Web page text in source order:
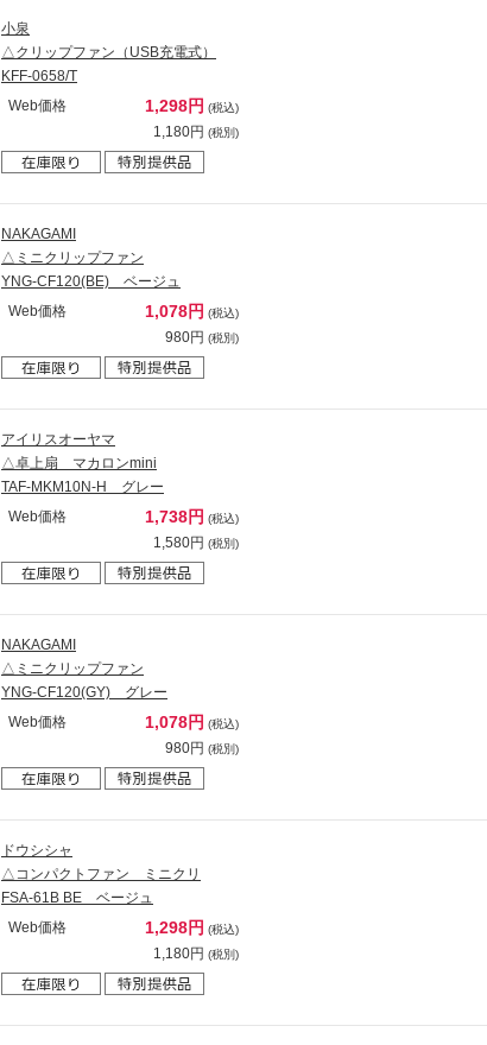
小泉
△クリップファン（USB充電式）
KFF-0658/T
Web価格
1,298円 (税込)
1,180円 (税別)
NAKAGAMI
△ミニクリップファン
YNG-CF120(BE) ベージュ
Web価格
1,078円 (税込)
980円 (税別)
アイリスオーヤマ
△卓上扇 マカロンmini
TAF-MKM10N-H グレー
Web価格
1,738円 (税込)
1,580円 (税別)
NAKAGAMI
△ミニクリップファン
YNG-CF120(GY) グレー
Web価格
1,078円 (税込)
980円 (税別)
ドウシシャ
△コンパクトファン ミニクリ
FSA-61B BE ベージュ
Web価格
1,298円 (税込)
1,180円 (税別)